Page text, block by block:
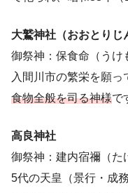
大鷲神社（おおとりじ
御祭神：保食命（うけ
入間川市の繁栄を願っ
食物全般を司る神様で
高良神社
御祭神：建内宿禰（た
5代の天皇（景行・成